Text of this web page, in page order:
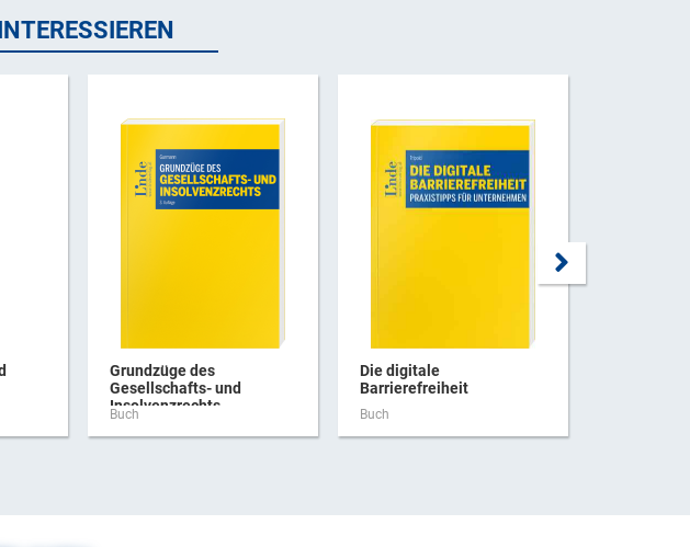
Grundzüge des
Gesellschafts- und
Insolvenzrechts
Buch
Die digitale
Barrierefreiheit
Buch